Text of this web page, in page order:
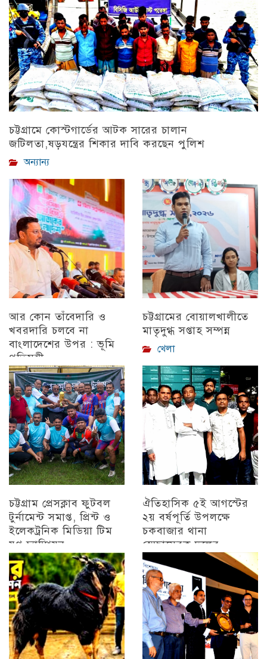
চট্টগ্রামে কোস্টগার্ডের আটক সারের চালান
জটিলতা,ষড়যন্ত্রের শিকার দাবি করছেন পুলিশ
অন্যান্য
আর কোন তাঁবেদারি ও
খবরদারি চলবে না
বাংলাদেশের উপর : ভূমি
প্রতিমন্ত্রী
চট্টগ্রাম
চট্টগ্রামের বোয়ালখালীতে
মাতৃদুগ্ধ সপ্তাহ সম্পন্ন
খেলা
চট্টগ্রাম প্রেসক্লাব ফুটবল
টুর্নামেন্ট সমাপ্ত, প্রিন্ট ও
ইলেকট্রনিক মিডিয়া টিম
যুগ্ন চ্যাম্পিয়ন
চট্টগ্রাম
ঐতিহাসিক ৫ই আগস্টের
২য় বর্ষপূর্তি উপলক্ষে
চকবাজার থানা
স্বেচ্ছাসেবক দলের
প্রামাণ্যচিত্র প্রদর্শন ও
বিজয় মিছিল
চট্টগ্রাম